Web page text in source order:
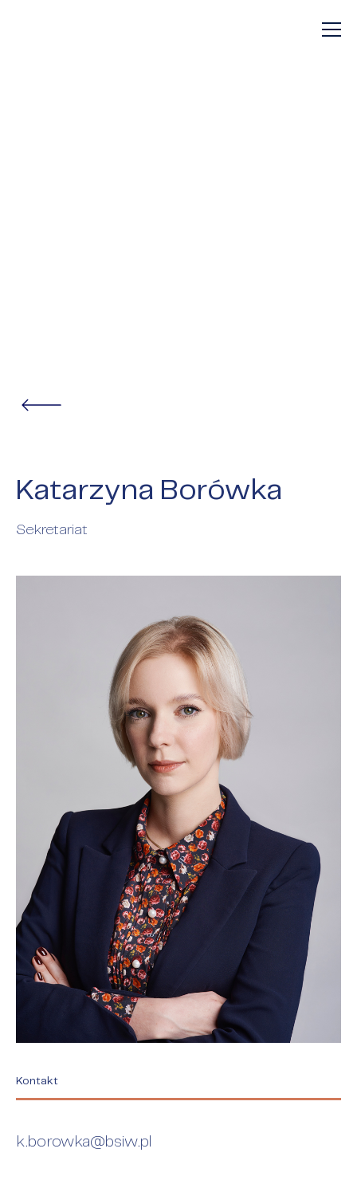
Katarzyna Borówka
Sekretariat
Kontakt
k.borowka@bsiw.pl